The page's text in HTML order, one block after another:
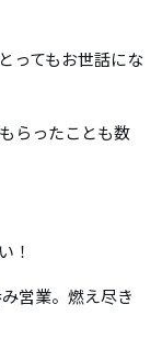
ってもお世話にな
らったことも数
！
営業。燃え尽き